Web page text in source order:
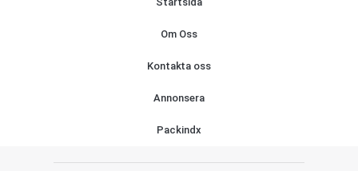
Om Oss
Kontakta oss
Annonsera
Packindx